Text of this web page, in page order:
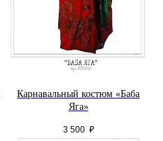
Карнавальный костюм «Баба
Яга»
3 500 ₽